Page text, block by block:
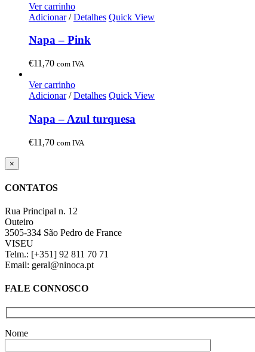
Ver carrinho
Adicionar/ Detalhes Quick View
Napa – Pink
€11,70 com IVA
Ver carrinho
Adicionar/ Detalhes Quick View
Napa – Azul turquesa
€11,70 com IVA
Close
product
view
×
CONTATOS
Rua Principal n. 12
Outeiro
3505-334 São Pedro de France
VISEU
Telm.: [+351] 92 811 70 71
Email: geral@ninoca.pt
FALE CONNOSCO
Nome